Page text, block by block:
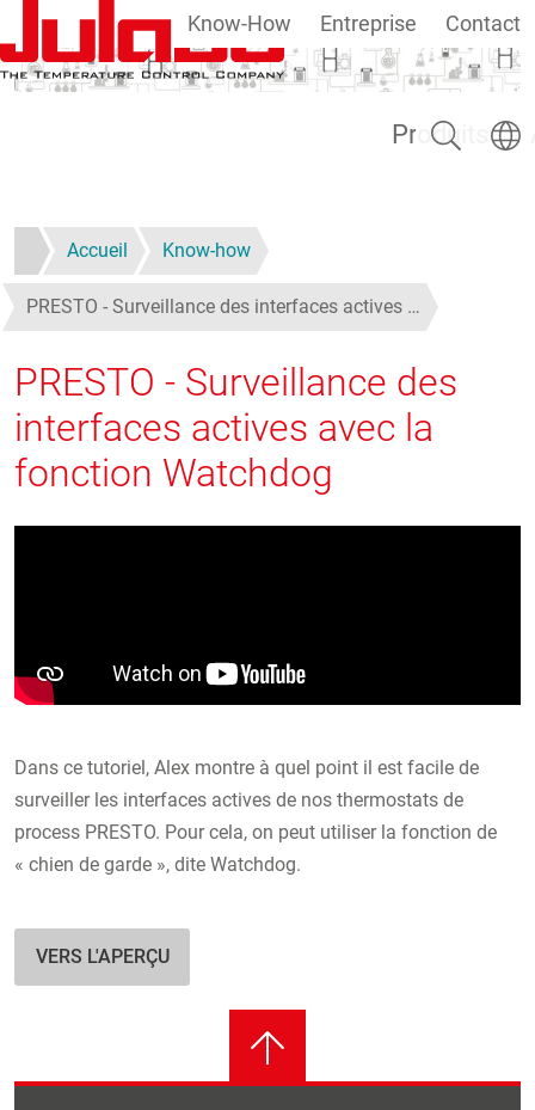
Aller au contenu principal
Produits
Know-How Entreprise Contact
Rechercher
Accueil Know-how
PRESTO - Surveillance des interfaces actives …
PRESTO - Surveillance des
interfaces actives avec la
fonction Watchdog
Dans ce tutoriel, Alex montre à quel point il est facile de
surveiller les interfaces actives de nos thermostats de
process PRESTO. Pour cela, on peut utiliser la fonction de
« chien de garde », dite Watchdog.
VERS L'APERÇU